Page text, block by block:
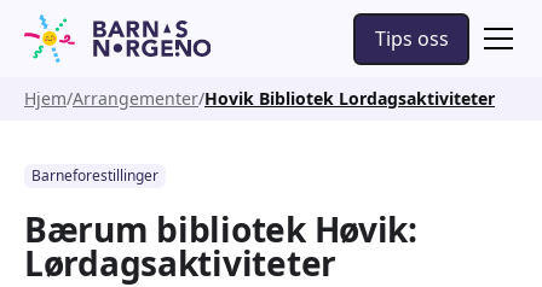
Tips oss
Hjem Arrangementer Hovik Bibliotek Lordagsaktiviteter
Barneforestillinger
Bærum bibliotek Høvik:
Lørdagsaktiviteter